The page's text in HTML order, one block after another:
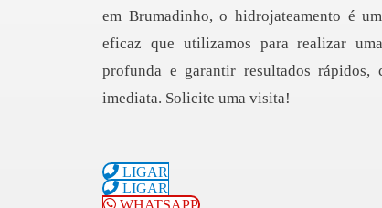
em Brumadinho, o hidrojateamento é
eficaz que utilizamos para realizar
profunda e garantir resultados rápidos,
imediata. Solicite uma visita!
LIGAR
LIGAR